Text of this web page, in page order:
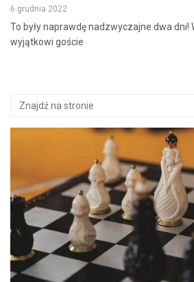
6 grudnia 2022
To były naprawdę nadzwyczajne dwa dni!
wyjątkowi goście